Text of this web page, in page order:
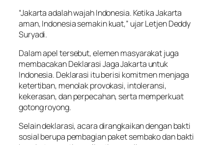
“Jakarta adalah wajah Indonesia. Ketika Jakarta
aman, Indonesia semakin kuat,” ujar Letjen Deddy
Suryadi.
Dalam apel tersebut, elemen masyarakat juga
membacakan Deklarasi Jaga Jakarta untuk
Indonesia. Deklarasi itu berisi komitmen menjaga
ketertiban, menolak provokasi, intoleransi,
kekerasan, dan perpecahan, serta memperkuat
gotong royong.
Selain deklarasi, acara dirangkaikan dengan bakti
sosial berupa pembagian paket sembako dan bakti